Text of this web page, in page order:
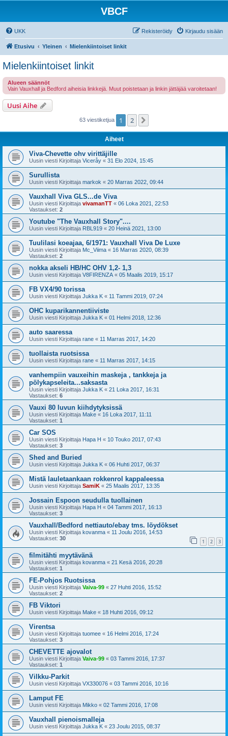
VBCF
UKK Kirjaudu sisään
Rekisteröidy
Etusivu Yleinen Mielenkiintoiset linkit
Mielenkiintoiset linkit
Alueen säännöt
Vain Vauxhall ja Bedford aiheisia linkkejä. Muut poistetaan ja linkin jättäjää varoitetaan!
Uusi Aihe
63 viestiketjua 1 2
Aiheet
Viva-Chevette ohv virittäjille
Uusin viesti Kirjoittaja Viceråy « 31 Elo 2024, 15:45
Surullista
Uusin viesti Kirjoittaja markok « 20 Marras 2022, 09:44
Vauxhall Viva GLS...de Viva
Uusin viesti Kirjoittaja vivamanTT « 06 Loka 2021, 22:53
Vastaukset: 2
Youtube "The Vauxhall Story"....
Uusin viesti Kirjoittaja RBL919 « 20 Heinä 2021, 13:00
Tuulilasi koeajaa, 6/1971: Vauxhall Viva De Luxe
Uusin viesti Kirjoittaja Mc_Viima « 16 Marras 2020, 08:39
Vastaukset: 2
nokka akseli HB/HC OHV 1,2- 1,3
Uusin viesti Kirjoittaja V8FIRENZA « 05 Maalis 2019, 15:17
FB VX4/90 torissa
Uusin viesti Kirjoittaja Jukka K « 11 Tammi 2019, 07:24
OHC kuparikannentiiviste
Uusin viesti Kirjoittaja Jukka K « 01 Helmi 2018, 12:36
auto saaressa
Uusin viesti Kirjoittaja rane « 11 Marras 2017, 14:20
tuollaista ruotsissa
Uusin viesti Kirjoittaja rane « 11 Marras 2017, 14:15
vanhempiin vauxeihin maskeja , tankkeja ja
pölykapseleita...saksasta
Uusin viesti Kirjoittaja Jukka K « 21 Loka 2017, 16:31
Vastaukset: 6
Vauxi 80 luvun kiihdytyksissä
Uusin viesti Kirjoittaja Make « 16 Loka 2017, 11:11
Vastaukset: 1
Car SOS
Uusin viesti Kirjoittaja Hapa H « 10 Touko 2017, 07:43
Vastaukset: 3
Shed and Buried
Uusin viesti Kirjoittaja Jukka K « 06 Huhti 2017, 06:37
Mistä lauletaankaan rokkenrol kappaleessa
Uusin viesti Kirjoittaja SamiK « 25 Maalis 2017, 13:35
Jossain Espoon seudulla tuollainen
Uusin viesti Kirjoittaja Hapa H « 04 Tammi 2017, 16:13
Vastaukset: 3
Vauxhall/Bedford nettiauto/ebay tms. löydökset
Uusin viesti Kirjoittaja kovanma « 11 Joulu 2016, 14:53
Vastaukset: 30 1 2 3
filmitähti myytävänä
Uusin viesti Kirjoittaja kovanma « 21 Kesä 2016, 20:28
Vastaukset: 1
FE-Pohjos Ruotsissa
Uusin viesti Kirjoittaja Vaiva-99 « 27 Huhti 2016, 15:52
Vastaukset: 2
FB Viktori
Uusin viesti Kirjoittaja Make « 18 Huhti 2016, 09:12
Virentsa
Uusin viesti Kirjoittaja tuomee « 16 Helmi 2016, 17:24
Vastaukset: 3
CHEVETTE ajovalot
Uusin viesti Kirjoittaja Vaiva-99 « 03 Tammi 2016, 17:37
Vastaukset: 1
Vilkku-Parkit
Uusin viesti Kirjoittaja VX330076 « 03 Tammi 2016, 10:16
Lamput FE
Uusin viesti Kirjoittaja Mikko « 02 Tammi 2016, 17:08
Vauxhall pienoismalleja
Uusin viesti Kirjoittaja Jukka K « 23 Joulu 2015, 08:37